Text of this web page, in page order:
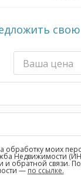
свою
Ваша цена
обработку моих
Недвижимости
и обратной связи.
— по ссылке.